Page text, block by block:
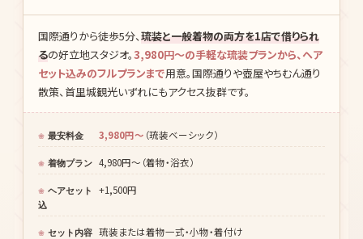
国際通りから徒歩5分、琉装と一般着物の両方を1店で借りられ
るの好立地スタジオ。3,980円〜の手軽な琉装プランから、ヘア
セット込みのフルプランまで用意。国際通りや壺屋やちむん通り
散策、首里城観光いずれにもアクセス抜群です。
最安料金 3,980円〜 （琉装ベーシック）
着物プラン 4,980円〜（着物・浴衣）
ヘアセット
込
+1,500円
セット内容 琉装または着物一式・小物・着付け